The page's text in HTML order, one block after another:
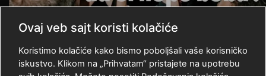
Učitaj još Zaprati nas
Ovaj veb sajt koristi kolačiće
Koristimo kolačiće kako bismo poboljšali vaše korisničko
iskustvo. Klikom na „Prihvatam“ pristajete na upotrebu